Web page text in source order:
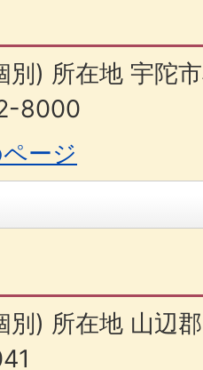
) 所在地 宇陀
8000
ージ
) 所在地 山辺